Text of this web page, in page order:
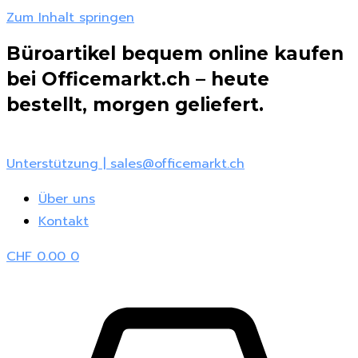
Zum Inhalt springen
Büroartikel bequem online kaufen
bei Officemarkt.ch – heute
bestellt, morgen geliefert.
Unterstützung | sales@officemarkt.ch
Über uns
Kontakt
CHF0.00 0